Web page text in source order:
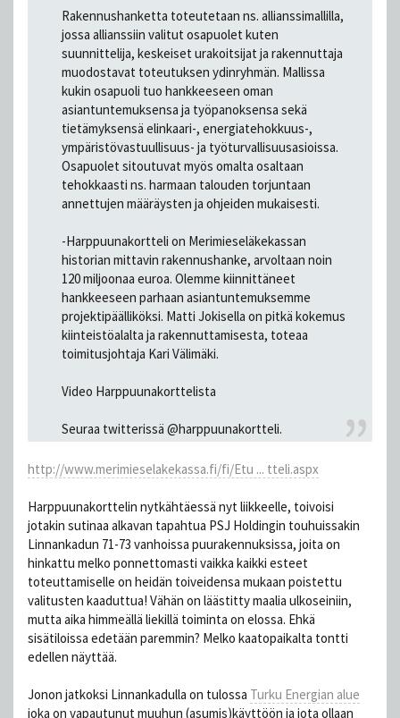
Rakennushanketta toteutetaan ns. allianssimallilla,
jossa allianssiin valitut osapuolet kuten
suunnittelija, keskeiset urakoitsijat ja rakennuttaja
muodostavat toteutuksen ydinryhmän. Mallissa
kukin osapuoli tuo hankkeeseen oman
asiantuntemuksensa ja työpanoksensa sekä
tietämyksensä elinkaari-, energiatehokkuus-,
ympäristövastuullisuus- ja työturvallisuusasioissa.
Osapuolet sitoutuvat myös omalta osaltaan
tehokkaasti ns. harmaan talouden torjuntaan
annettujen määräysten ja ohjeiden mukaisesti.
-Harppuunakortteli on Merimieseläkekassan
historian mittavin rakennushanke, arvoltaan noin
120 miljoonaa euroa. Olemme kiinnittäneet
hankkeeseen parhaan asiantuntemuksemme
projektipäälliköksi. Matti Jokisella on pitkä kokemus
kiinteistöalalta ja rakennuttamisesta, toteaa
toimitusjohtaja Kari Välimäki.
Video Harppuunakorttelista
Seuraa twitterissä @harppuunakortteli.
http://www.merimieselakekassa.fi/fi/Etu ... tteli.aspx
Harppuunakorttelin nytkähtäessä nyt liikkeelle, toivoisi
jotakin sutinaa alkavan tapahtua PSJ Holdingin touhuissakin
Linnankadun 71-73 vanhoissa puurakennuksissa, joita on
hinkattu melko ponnettomasti vaikka kaikki esteet
toteuttamiselle on heidän toiveidensa mukaan poistettu
valitusten kaaduttua! Vähän on läästitty maalia ulkoseiniin,
mutta aika himmeällä liekillä toiminta on elossa. Ehkä
sisätiloissa edetään paremmin? Melko kaatopaikalta tontti
edellen näyttää.
Jonon jatkoksi Linnankadulla on tulossa Turku Energian alue
joka on vapautunut muuhun (asumis)käyttöön ja jota ollaan